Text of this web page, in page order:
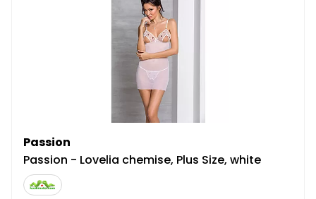
Passion
Passion - Lovelia chemise, Plus Size, white